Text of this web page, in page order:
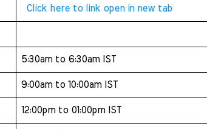
Click here to link open in new tab
5:30am to 6:30am IST
9:00am to 10:00am IST
12:00pm to 01:00pm IST